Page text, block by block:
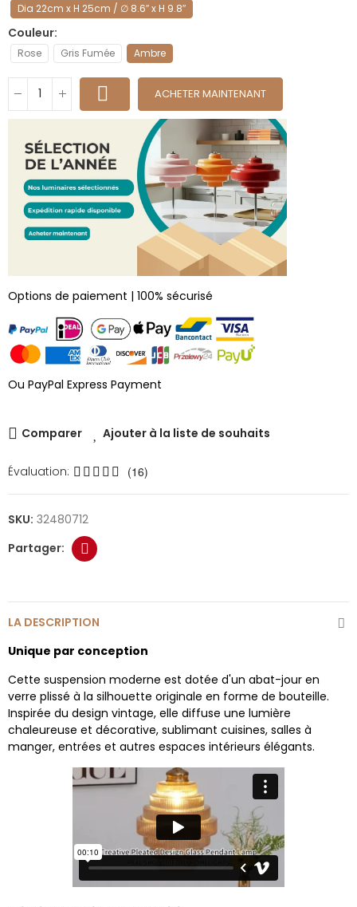
Dia 22cm x H 25cm / ∅ 8.6″ x H 9.8″
Couleur
Rose Gris Fumée Ambre
ACHETER MAINTENANT
Options de paiement | 100% sécurisé
Ou PayPal Express Payment
Comparer Ajouter à la liste de souhaits
Évaluation: (16)
SKU: 32480712
LA DESCRIPTION
Unique par conception
Cette suspension moderne est dotée d'un abat-jour en
verre plissé à la silhouette originale en forme de bouteille.
Inspirée du design vintage, elle diffuse une lumière
chaleureuse et décorative, sublimant cuisines, salles à
manger, entrées et autres espaces intérieurs élégants.